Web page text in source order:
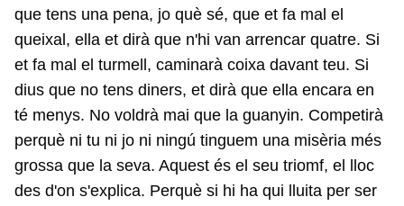
que tens una pena, jo què sé, que et fa mal el
queixal, ella et dirà que n'hi van arrencar quatre. Si
et fa mal el turmell, caminarà coixa davant teu. Si
dius que no tens diners, et dirà que ella encara en
té menys. No voldrà mai que la guanyin. Competirà
perquè ni tu ni jo ni ningú tinguem una misèria més
grossa que la seva. Aquest és el seu triomf, el lloc
des d'on s'explica. Perquè si hi ha qui lluita per ser